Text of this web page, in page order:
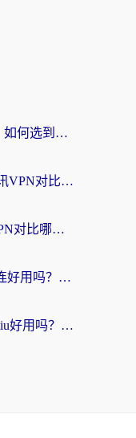
海外党连中国VPN避坑指南：如何选到真正能无缝刷国内资源的加速器？
快帆TV版VPN好用吗？和腾讯VPN对比哪个回国效果更好？海外党必看的真实体验指南
Malus VPN好用吗？和闪疾VPN对比哪个回国效果更好？海外华人的实用避坑指南
海外党必看：Quickback和秒连好用吗？3步选对回国加速器，无缝刷国内资源
海外党必看：雷神手游和biubiu好用吗？3招选对回国加速器无缝刷国内资源